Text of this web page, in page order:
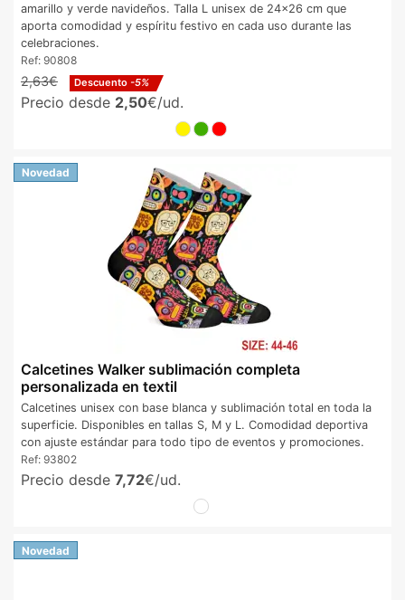
amarillo y verde navideños. Talla L unisex de 24x26 cm que
aporta comodidad y espíritu festivo en cada uso durante las
celebraciones.
Ref: 90808
2,63€ Descuento -5%
Precio desde 2,50€/ud.
Novedad
Calcetines Walker sublimación completa
personalizada en textil
Calcetines unisex con base blanca y sublimación total en toda la
superficie. Disponibles en tallas S, M y L. Comodidad deportiva
con ajuste estándar para todo tipo de eventos y promociones.
Ref: 93802
Precio desde 7,72€/ud.
Novedad